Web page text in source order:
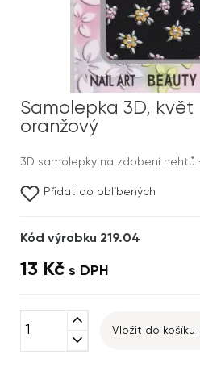
Samolepka 3D, květ
oranžový
3D samolepky na zdobení nehtů
Přidat do oblíbených
Kód výrobku 219.04
13 Kč s DPH
expand_less
expand_more
Vložit do košíku